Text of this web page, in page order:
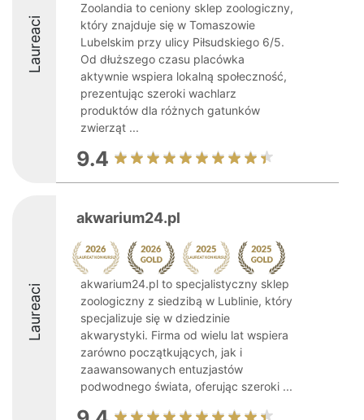
Laureaci
Zoolandia to ceniony sklep zoologiczny,
który znajduje się w Tomaszowie
Lubelskim przy ulicy Piłsudskiego 6/5.
Od dłuższego czasu placówka
aktywnie wspiera lokalną społeczność,
prezentując szeroki wachlarz
produktów dla różnych gatunków
zwierząt ...
9.4
Laureaci
akwarium24.pl
akwarium24.pl to specjalistyczny sklep
zoologiczny z siedzibą w Lublinie, który
specjalizuje się w dziedzinie
akwarystyki. Firma od wielu lat wspiera
zarówno początkujących, jak i
zaawansowanych entuzjastów
podwodnego świata, oferując szeroki ...